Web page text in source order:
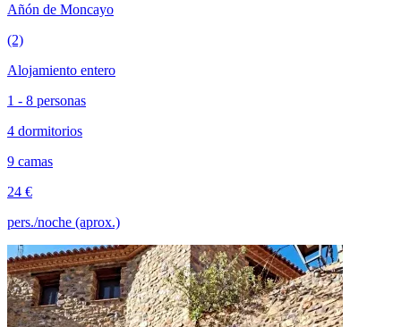
Añón de Moncayo
(2)
Alojamiento entero
1 - 8 personas
4 dormitorios
9 camas
24 €
pers./noche (aprox.)